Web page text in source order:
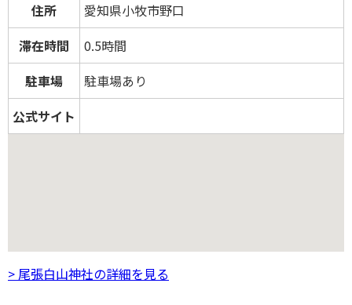
住所
愛知県小牧市野口
滞在時間
0.5時間
駐車場
駐車場あり
公式サイト
> 尾張白山神社の詳細を見る